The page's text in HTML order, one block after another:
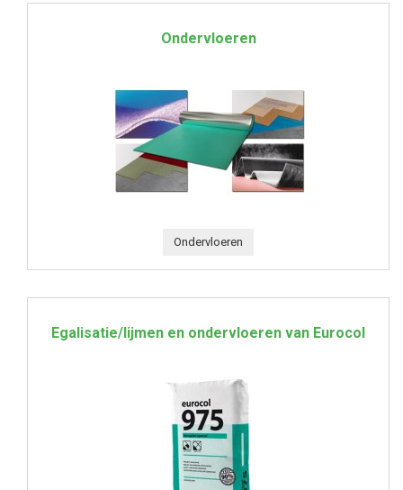
Ondervloeren
Ondervloeren
Egalisatie/lijmen en ondervloeren van Eurocol